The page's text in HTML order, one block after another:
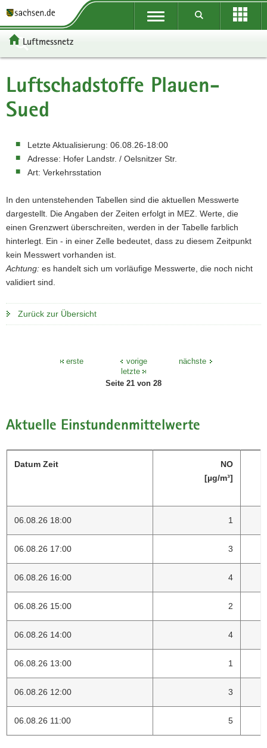
o
r
t
a
ü
b
e
g
e
f
e
n
d
e
N
a
P
o
r
t
l
n
a
g
a
i
o
n
P
o
r
a
l
t
e
m
e
H
a
p
t
i
h
a
W
i
t
e
e
n
o
r
m
a
t
i
o
e
r
v
e
Portalübergreifende
Luftmessnetz
Luftschadstoffe Plauen-
Sued
Letzte Aktualisierung: 06.08.26-18:00
Adresse: Hofer Landstr. / Oelsnitzer Str.
Art: Verkehrsstation
In den untenstehenden Tabellen sind die aktuellen Messwerte
dargestellt. Die Angaben der Zeiten erfolgt in MEZ. Werte, die
einen Grenzwert überschreiten, werden in der Tabelle farblich
hinterlegt. Ein - in einer Zelle bedeutet, dass zu diesem Zeitpunkt
kein Messwert vorhanden ist.
Achtung: es handelt sich um vorläufige Messwerte, die noch nicht
validiert sind.
Zurück zur Übersicht
erste vorige
Seite 21 von 28
nächste
letzte
Aktuelle Einstundenmittelwerte
Datum Zeit
NO
[µg/m³]
06.08.26 18:00 1
06.08.26 17:00 3
06.08.26 16:00 4
06.08.26 15:00 2
06.08.26 14:00 4
06.08.26 13:00 1
06.08.26 12:00 3
06.08.26 11:00 5